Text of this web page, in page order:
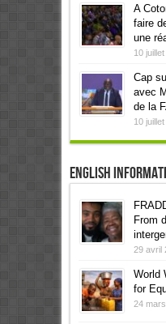
A
faire
une
10
Cap
avec
de la
10
English
From
29 avril
World
for
24